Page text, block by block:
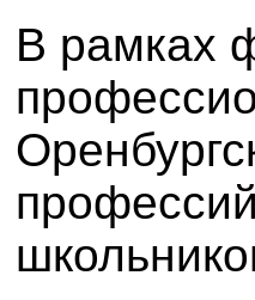
В рамках